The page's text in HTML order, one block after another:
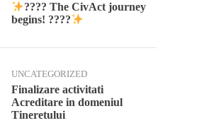
???? The CivAct journey
begins! ????
UNCATEGORIZED
Finalizare activitati
Acreditare in domeniul
Tineretului